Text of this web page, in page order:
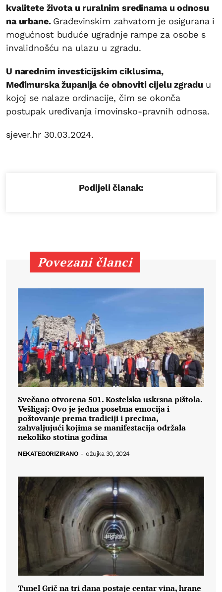
kvalitete života u ruralnim sredinama u odnosu
na urbane. Građevinskim zahvatom je osigurana i
mogućnost buduće ugradnje rampe za osobe s
invalidnošću na ulazu u zgradu.
U narednim investicijskim ciklusima,
Međimurska županija će obnoviti cijelu zgradu u
kojoj se nalaze ordinacije, čim se okonča
postupak uređivanja imovinsko-pravnih odnosa.
sjever.hr 30.03.2024.
Podijeli članak:
Povezani članci
Svečano otvorena 501. Kostelska uskrsna pištola.
Vešligaj: Ovo je jedna posebna emocija i
poštovanje prema tradiciji i precima,
zahvaljujući kojima se manifestacija održala
nekoliko stotina godina
NEKATEGORIZIRANO - ožujka 30, 2024
Tunel Grič na tri dana postaje centar vina, hrane